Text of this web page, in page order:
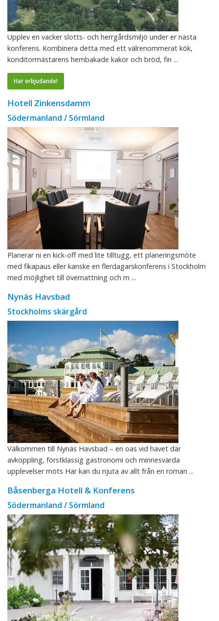
Upplev en vacker slotts- och herrgårdsmiljö under er nästa
konferens. Kombinera detta med ett välrenommerat kök,
konditormästarens hembakade kakor och bröd, fin ...
Har erbjudande!
Hotell Zinkensdamm
Södermanland / Sörmland
Planerar ni en kick-off med lite tilltugg, ett planeringsmöte
med fikapaus eller kanske en flerdagarskonferens i Stockholm
med möjlighet till övernattning och m ...
Nynäs Havsbad
Stockholms skärgård
Välkommen till Nynäs Havsbad – en oas vid havet där
avkoppling, förstklassig gastronomi och minnesvärda
upplevelser möts Här kan du njuta av allt från en roman ...
Båsenberga Hotell & Konferens
Södermanland / Sörmland